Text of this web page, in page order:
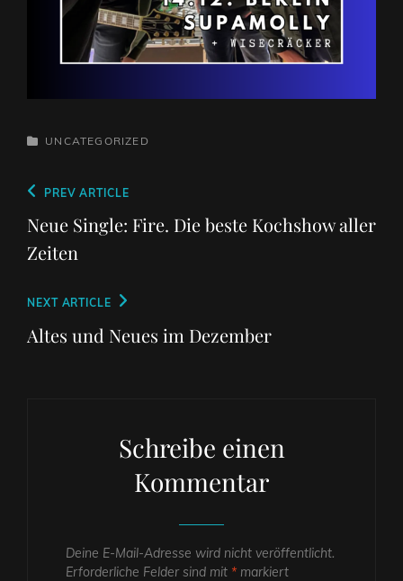
CATEGORIES
UNCATEGORIZED
Beitragsnavigation
Previous
Post
PREV ARTICLE
Neue Single: Fire. Die beste Kochshow aller
Zeiten
Next
Post
NEXT ARTICLE
Altes und Neues im Dezember
Schreibe einen
Kommentar
Deine E-Mail-Adresse wird nicht veröffentlicht.
Erforderliche Felder sind mit * markiert